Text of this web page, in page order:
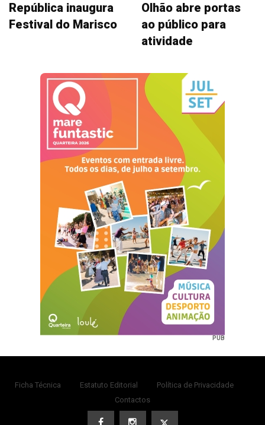
República inaugura
Festival do Marisco
Olhão abre portas
ao público para
atividade
PUB
Ficha Técnica Estatuto Editorial
Política de Privacidade
Contactos